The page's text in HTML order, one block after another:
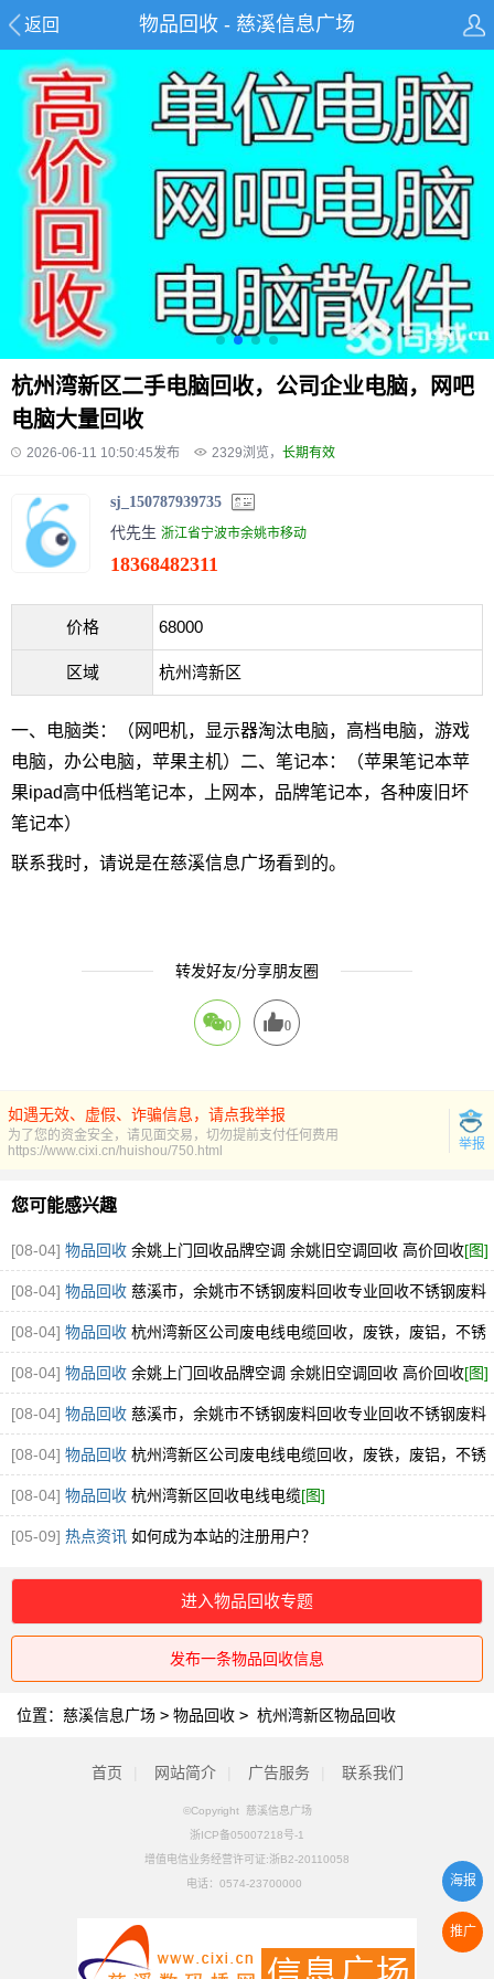
返回 物品回收 - 慈溪信息广场
杭州湾新区二手电脑回收，公司企业电脑，网吧
电脑大量回收
2026-06-11 10:50:45发布 2329浏览， 长期有效
sj_150787939735
代先生 浙江省宁波市余姚市移动
18368482311
价格 68000
区域 杭州湾新区
一、电脑类：（网吧机，显示器淘汰电脑，高档电脑，游戏
电脑，办公电脑，苹果主机）二、笔记本：（苹果笔记本苹
果ipad高中低档笔记本，上网本，品牌笔记本，各种废旧坏
笔记本）
联系我时，请说是在慈溪信息广场看到的。
转发好友/分享朋友圈
0 0
如遇无效、虚假、诈骗信息，请点我举报
为了您的资金安全，请见面交易，切勿提前支付任何费用
举报
https://www.cixi.cn/huishou/750.html
您可能感兴趣
[08-04] 物品回收 余姚上门回收品牌空调 余姚旧空调回收 高价回收[图]
[08-04] 物品回收 慈溪市，余姚市不锈钢废料回收专业回收不锈钢废料
304.316厂家直接收购[图]
[08-04] 物品回收 杭州湾新区公司废电线电缆回收，废铁，废铝，不锈
钢回收[图]
[08-04] 物品回收 余姚上门回收品牌空调 余姚旧空调回收 高价回收[图]
[08-04] 物品回收 慈溪市，余姚市不锈钢废料回收专业回收不锈钢废料
304.316厂家直接收购[图]
[08-04] 物品回收 杭州湾新区公司废电线电缆回收，废铁，废铝，不锈
钢回收[图]
[08-04] 物品回收 杭州湾新区回收电线电缆[图]
[05-09] 热点资讯 如何成为本站的注册用户？
进入物品回收专题
发布一条物品回收信息
位置： 慈溪信息广场 > 物品回收 > 杭州湾新区物品回收
首页 网站简介 广告服务 联系我们
©Copyright 慈溪信息广场
浙ICP备05007218号-1
增值电信业务经营许可证:浙B2-20110058
电话： 0574-23700000
推广
海报